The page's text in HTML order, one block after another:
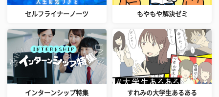
セルフライナーノーツ もやもや解決ゼミ
インターンシップ特集 すれみの大学生あるある